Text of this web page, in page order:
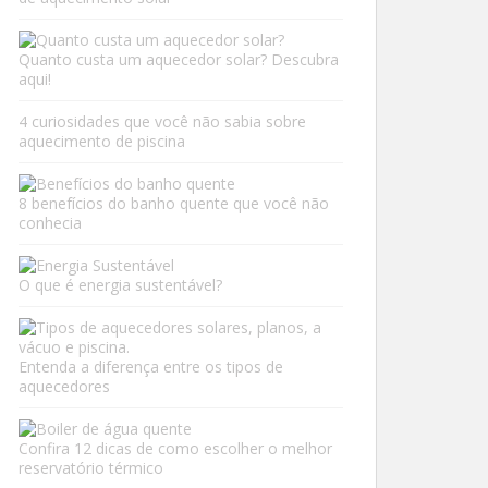
Quanto custa um aquecedor solar? Descubra
aqui!
4 curiosidades que você não sabia sobre
aquecimento de piscina
8 benefícios do banho quente que você não
conhecia
O que é energia sustentável?
Entenda a diferença entre os tipos de
aquecedores
Confira 12 dicas de como escolher o melhor
reservatório térmico